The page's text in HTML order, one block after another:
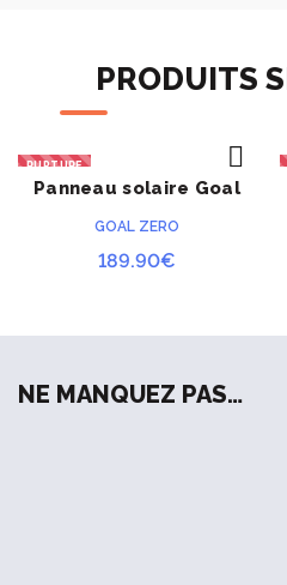
PRODUITS
RUPTURE
ACHETER
Panneau solaire Goal
GOAL ZERO
189.90€
NE MANQUEZ PAS…